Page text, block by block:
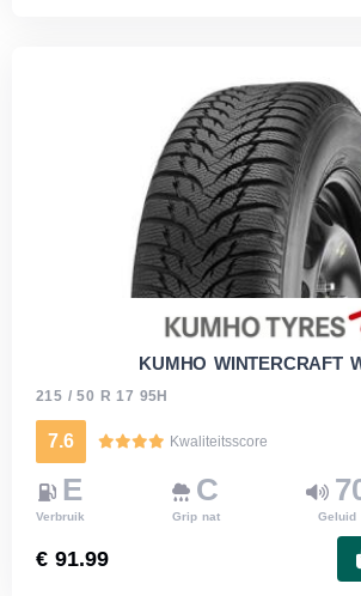
KUMHO WINTERCRAFT
215 / 50 R 17 95H
7.6 Kwaliteitsscore
E
Verbruik
C
Grip nat Geluid
€ 91.99